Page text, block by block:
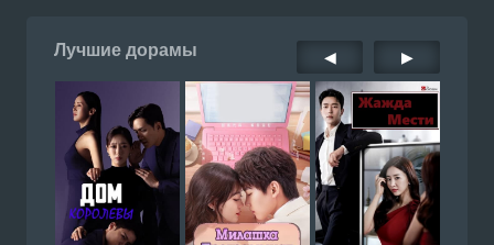
Лучшие дорамы ◀ ▶